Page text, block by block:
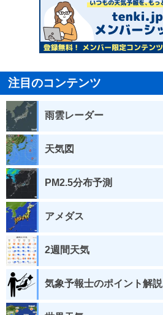
注目のコンテンツ
雨雲レーダー
天気図
PM2.5分布予測
アメダス
2週間天気
気象予報士のポイント解説